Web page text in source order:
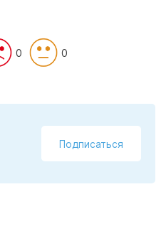
0 0
Подписаться